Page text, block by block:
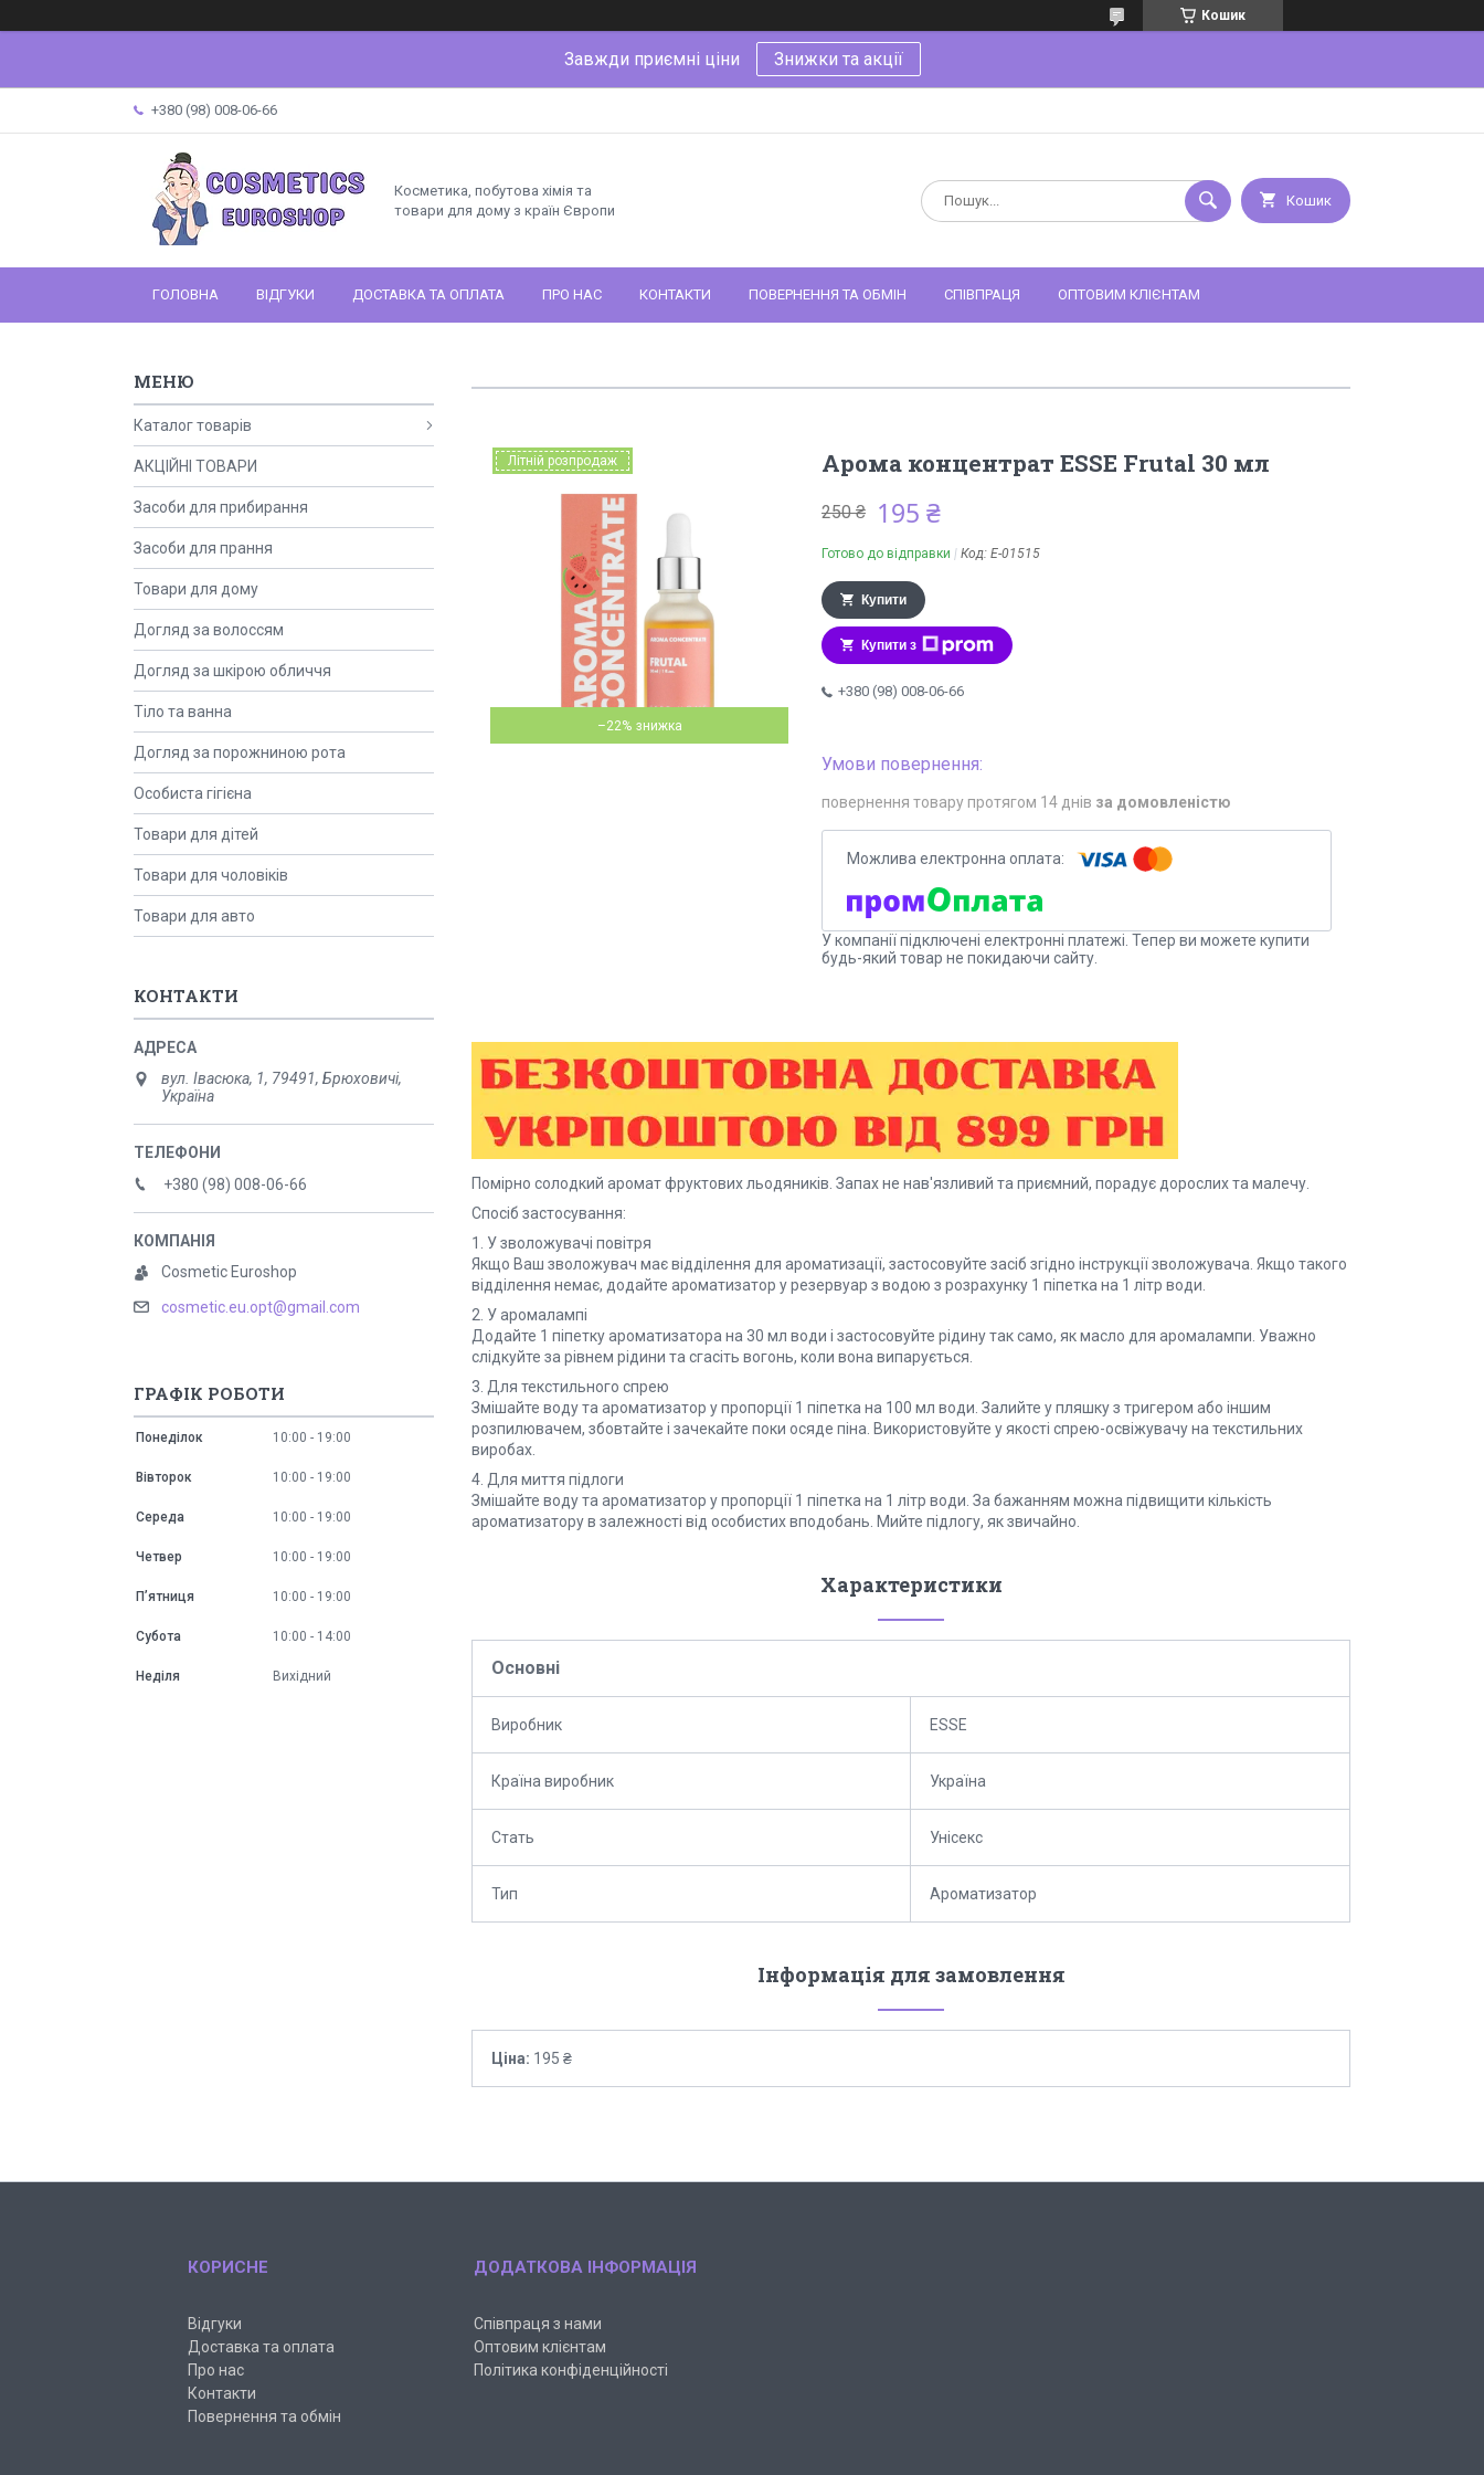
Кошик
Завжди приємні ціни Знижки та акції
+380 (98) 008-06-66
Косметика, побутова хімія та
товари для дому з країн Європи
Кошик
ГОЛОВНА ВІДГУКИ ДОСТАВКА ТА ОПЛАТА ПРО НАС КОНТАКТИ ПОВЕРНЕННЯ ТА ОБМІН СПІВПРАЦЯ ОПТОВИМ КЛІЄНТАМ
–22%
Літній розпродаж Арома концентрат ESSE Frutal 30 мл
250 ₴ 195 ₴
Готово до відправки Код: Е-01515
Купити
Купити з
+380 (98) 008-06-66
повернення товару протягом 14 днів за домовленістю
У компанії підключені електронні платежі. Тепер ви можете купити
будь-який товар не покидаючи сайту.
Помірно солодкий аромат фруктових льодяників. Запах не нав'язливий та приємний, порадує дорослих та малечу.
Спосіб застосування:
1. У зволожувачі повітря
Якщо Ваш зволожувач має відділення для ароматизації, застосовуйте засіб згідно інструкції зволожувача. Якщо такого
відділення немає, додайте ароматизатор у резервуар з водою з розрахунку 1 піпетка на 1 літр води.
2. У аромалампі
Додайте 1 піпетку ароматизатора на 30 мл води і застосовуйте рідину так само, як масло для аромалампи. Уважно
слідкуйте за рівнем рідини та сгасіть вогонь, коли вона випарується.
3. Для текстильного спрею
Змішайте воду та ароматизатор у пропорції 1 піпетка на 100 мл води. Залийте у пляшку з тригером або іншим
розпилювачем, збовтайте і зачекайте поки осяде піна. Використовуйте у якості спрею-освіжувачу на текстильних
виробах.
4. Для миття підлоги
Змішайте воду та ароматизатор у пропорції 1 піпетка на 1 літр води. За бажанням можна підвищити кількість
ароматизатору в залежності від особистих вподобань. Мийте підлогу, як звичайно.
Характеристики
Основні
Виробник ESSE
Країна виробник Україна
Стать Унісекс
Тип Ароматизатор
Інформація для замовлення
Ціна: 195 ₴
Каталог товарів
АКЦІЙНІ ТОВАРИ
Засоби для прибирання
Засоби для прання
Товари для дому
Догляд за волоссям
Догляд за шкірою обличчя
Тіло та ванна
Догляд за порожниною рота
Особиста гігієна
Товари для дітей
Товари для чоловіків
Товари для авто
КОНТАКТИ
вул. Івасюка, 1, 79491, Брюховичі,
Україна
+380 (98) 008-06-66
Cosmetic Euroshop
cosmetic.eu.opt@gmail.com
ГРАФІК РОБОТИ
Понеділок 10:00 19:00
Вівторок 10:00 19:00
Середа 10:00 19:00
Четвер 10:00 19:00
Пʼятниця 10:00 19:00
Субота 10:00 14:00
Неділя Вихідний
КОРИСНЕ
Відгуки
Доставка та оплата
Про нас
Контакти
Повернення та обмін
ДОДАТКОВА ІНФОРМАЦІЯ
Співпраця з нами
Оптовим клієнтам
Політика конфіденційності